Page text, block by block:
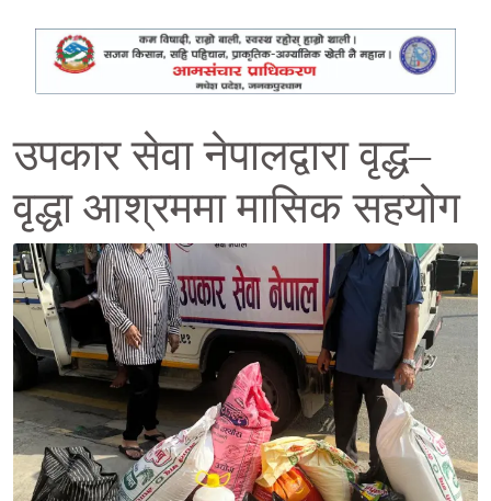
उपकार सेवा नेपालद्वारा वृद्ध–
वृद्धा आश्रममा मासिक सहयोग